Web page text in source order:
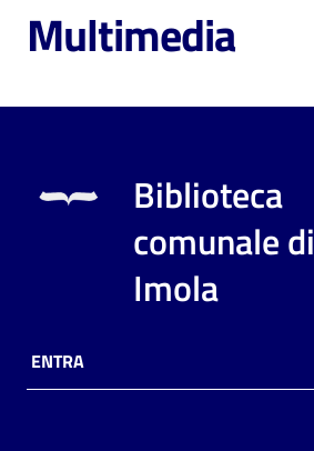
Cosa
fare
Scopri
online
Multimedia
Biblioteca
comunale di
Imola
ENTRA